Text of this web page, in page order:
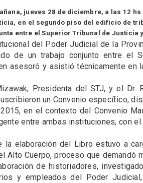
jueves 28 de diciembre, a las 12
en el segundo piso del edificio de
entre el Superior Tribunal de Justicia y
del Poder Judicial de la
de un trabajo conjunto entre el
asesoró y asistió técnicamente en
Presidenta del STJ, y el Dr.
un Convenio específico,
en el contexto del Convenio
entre ambas instituciones, con
del Libro estuvo a
Alto Cuerpo, proceso que demandó
de historiadores,
y empleados del Poder